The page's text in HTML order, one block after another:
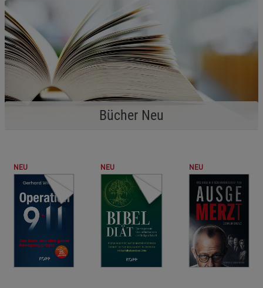
Bücher Neu
NEU NEU NEU